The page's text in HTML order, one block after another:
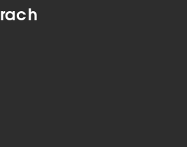
verstehen, wie unsere